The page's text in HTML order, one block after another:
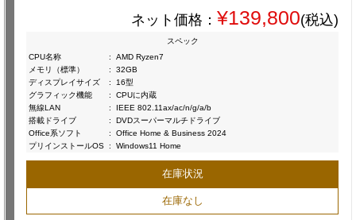
ネット価格： ¥139,800(税込)
スペック
CPU名称
:
AMD Ryzen7
メモリ（標準）
:
32GB
ディスプレイサイズ
:
16型
グラフィック機能
:
CPUに内蔵
無線LAN
:
IEEE 802.11ax/ac/n/g/a/b
搭載ドライブ
:
DVDスーパーマルチドライブ
Office系ソフト
:
Office Home & Business 2024
プリインストールOS : Windows11 Home
在庫状況
在庫なし